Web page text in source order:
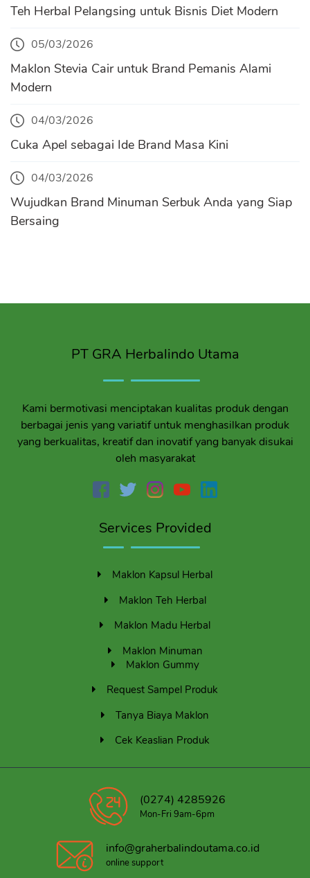
Teh Herbal Pelangsing untuk Bisnis Diet Modern
05/03/2026
Maklon Stevia Cair untuk Brand Pemanis Alami
Modern
04/03/2026
Cuka Apel sebagai Ide Brand Masa Kini
04/03/2026
Wujudkan Brand Minuman Serbuk Anda yang Siap
Bersaing
PT GRA Herbalindo Utama
Kami bermotivasi menciptakan kualitas produk dengan
berbagai jenis yang variatif untuk menghasilkan produk
yang berkualitas, kreatif dan inovatif yang banyak disukai
oleh masyarakat
Services Provided
Maklon Kapsul Herbal
Maklon Teh Herbal
Maklon Madu Herbal
Maklon Minuman
Maklon Gummy
Request Sampel Produk
Tanya Biaya Maklon
Cek Keaslian Produk
(0274) 4285926
Mon-Fri 9am-6pm
info@graherbalindoutama.co.id
online support